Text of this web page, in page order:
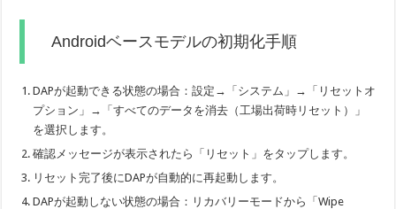
Androidベースモデルの初期化手順
DAPが起動できる状態の場合：設定→「システム」→「リセットオ
プション」→「すべてのデータを消去（工場出荷時リセット）」
を選択します。
確認メッセージが表示されたら「リセット」をタップします。
リセット完了後にDAPが自動的に再起動します。
DAPが起動しない状態の場合：リカバリーモードから「Wipe